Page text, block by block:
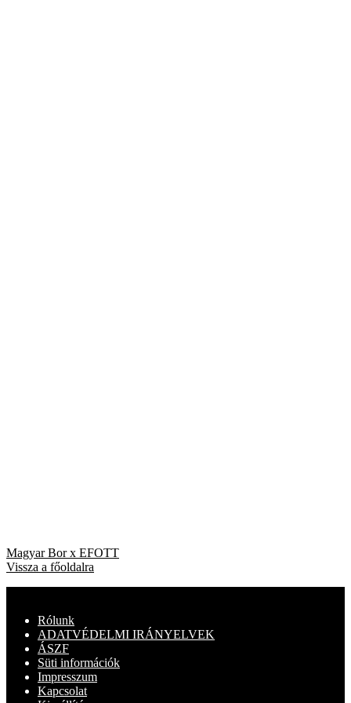
Bejegyzés
navigáció
Previous
post:
Magyar Bor x EFOTT
Vissza a főoldalra
Rólunk
ADATVÉDELMI IRÁNYELVEK
ÁSZF
Süti információk
Impresszum
Kapcsolat